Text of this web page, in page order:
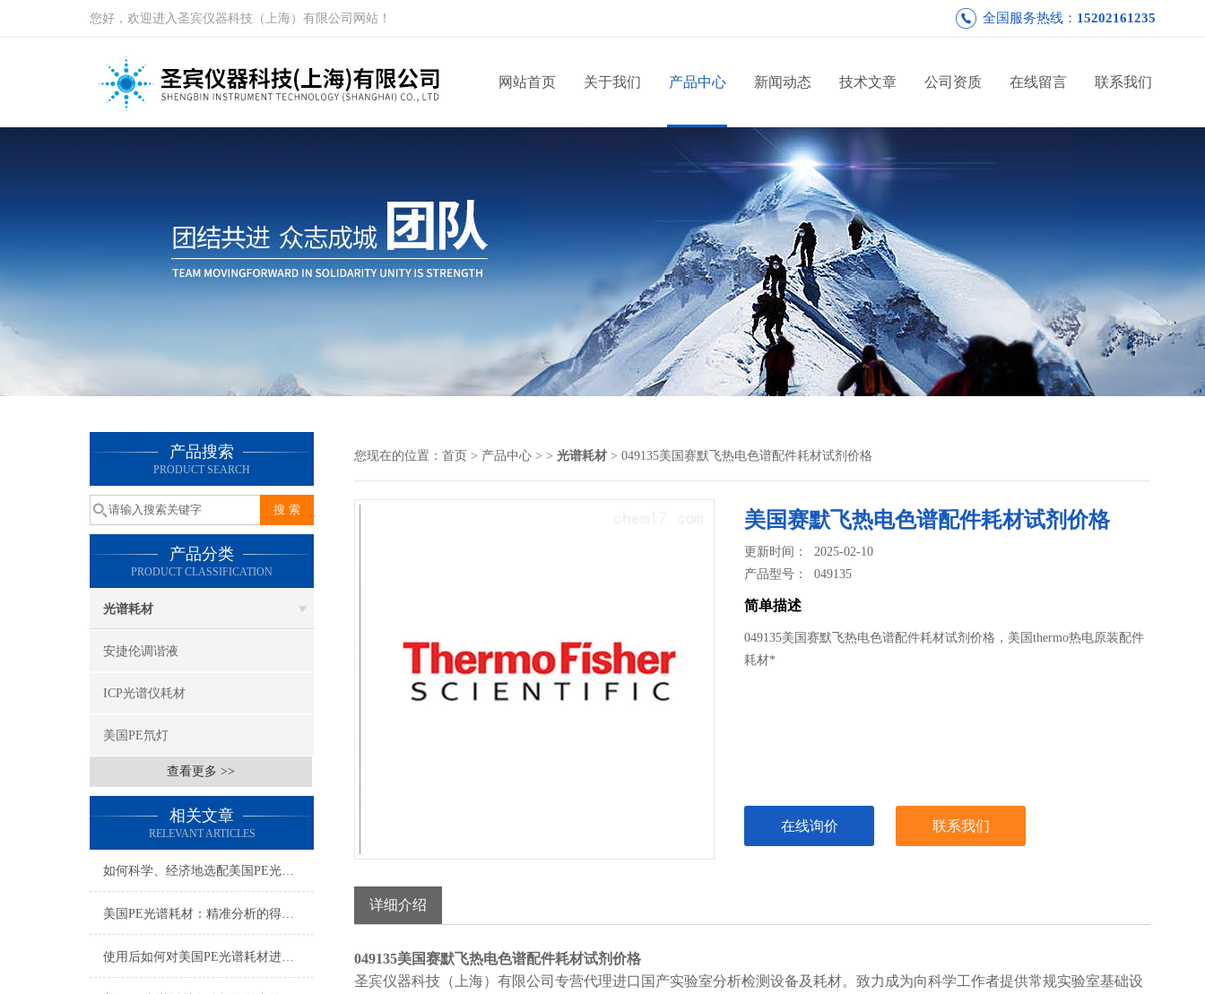
您好，欢迎进入圣宾仪器科技（上海）有限公司网站！ 全国服务热线： 15202161235
网站首页 关于我们 产品中心 新闻动态 技术文章 公司资质 在线留言 联系我们
产品搜索
PRODUCT SEARCH
产品分类
PRODUCT CLASSIFICATION
光谱耗材
安捷伦调谐液
ICP光谱仪耗材
美国PE氘灯
查看更多 >>
相关文章
RELEVANT ARTICLES
如何科学、经济地选配美国PE光谱耗材？
美国PE光谱耗材：精准分析的得力助手
使用后如何对美国PE光谱耗材进行正确的清洁和保养？
您现在的位置： 首页 > 产品中心 > > 光谱耗材 > 049135美国赛默飞热电色谱配件耗材试剂价格
美国赛默飞热电色谱配件耗材试剂价格
更新时间： 2025-02-10
产品型号：049135
简单描述
049135美国赛默飞热电色谱配件耗材试剂价格，美国thermo热电原装配件
耗材*
在线询价 联系我们
详细介绍
049135美国赛默飞热电色谱配件耗材试剂价格
圣宾仪器科技（上海）有限公司专营代理进口国产实验室分析检测设备及耗材。致力成为向科学工作者提供常规实验室基础设